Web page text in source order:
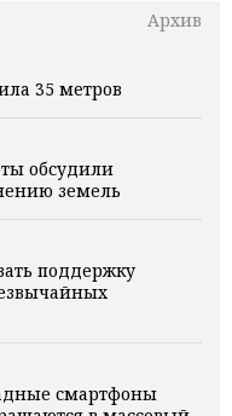
Архив
35 метров
обсудили
земель
поддержку
смартфоны